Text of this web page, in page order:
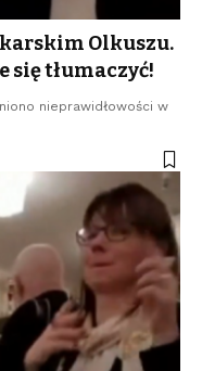
Olkuszu.
się tłumaczyć!
nieprawidłowości w